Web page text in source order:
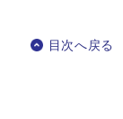
目次へ戻る